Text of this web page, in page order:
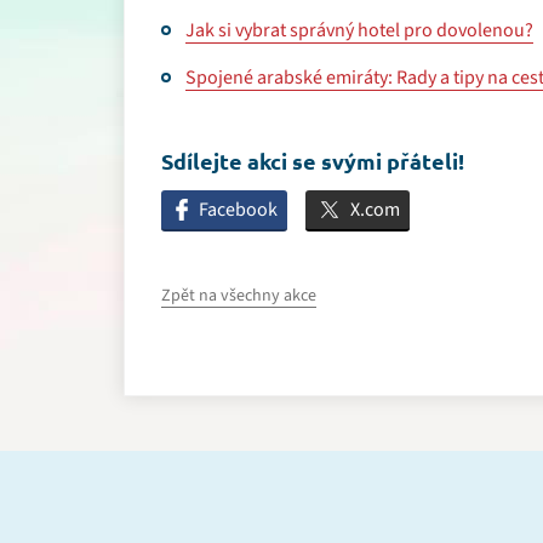
Jak si vybrat správný hotel pro dovolenou?
Spojené arabské emiráty: Rady a tipy na
Sdílejte akci se svými přáteli!
Facebook X.com
Zpět na všechny akce